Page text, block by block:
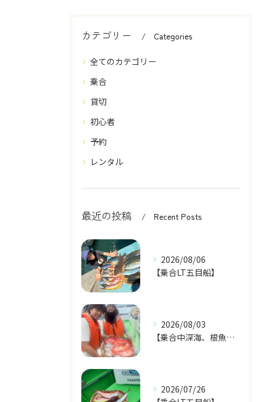
カテゴリー Categories
全てのカテゴリー
乗合
貸切
初心者
予約
レンタル
最近の投稿 Recent Posts
2026/08/06
【乗合LT五目船】
2026/08/03
【乗合中深海、根魚五目船】
2026/07/26